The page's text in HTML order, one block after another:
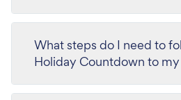
What steps do I need to
Holiday Countdown to